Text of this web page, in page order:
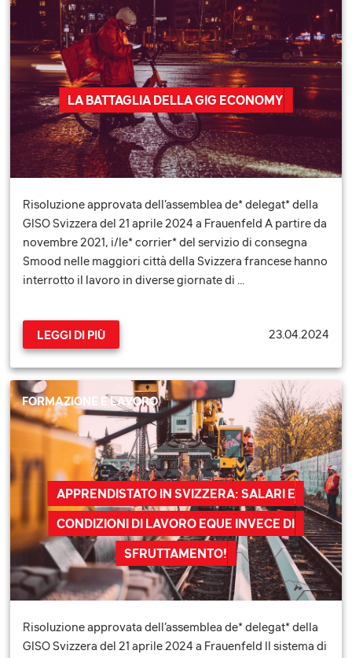
LA BATTAGLIA DELLA GIG ECONOMY
Risoluzione approvata dell’assemblea de* delegat* della
GISO Svizzera del 21 aprile 2024 a Frauenfeld A partire da
novembre 2021, i/le* corrier* del servizio di consegna
Smood nelle maggiori città della Svizzera francese hanno
interrotto il lavoro in diverse giornate di …
LEGGI DI PIÙ 23.04.2024
APPRENDISTATO IN SVIZZERA: SALARI E
CONDIZIONI DI LAVORO EQUE INVECE DI
SFRUTTAMENTO!
FORMAZIONE E LAVORO
Risoluzione approvata dell’assemblea de* delegat* della
GISO Svizzera del 21 aprile 2024 a Frauenfeld Il sistema di